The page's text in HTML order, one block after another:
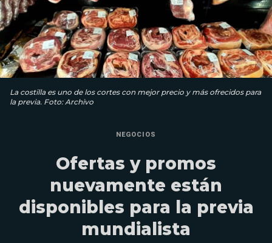
La costilla es uno de los cortes con mejor precio y más ofrecidos para
la previa. Foto: Archivo
NEGOCIOS
Ofertas y promos
nuevamente están
disponibles para la previa
mundialista